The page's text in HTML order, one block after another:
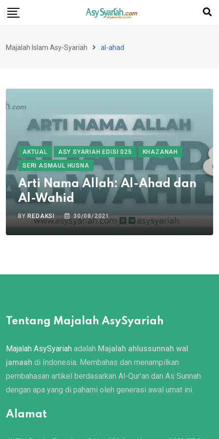
Skip
Majalah Islam Asy-Syariah al-ahad
AKTUAL ASY SYARIAH EDISI 025
KHAZANAH
SERI ASMAUL HUSNA
Arti Nama Allah: Al-Ahad dan
Al-Wahid
BY REDAKSI 30/08/2021
Tentang Majalah AsySyariah
Majalah AsySyariah adalah Majalah ahlussunnah wal
jamaah di Indonesia. Membahas dan menampilkan
pembahasan artikel berdasarkan Al-Qur’an dan As Sunnah
dengan apa yang di pahami oleh generasi awal umat ini.
Alamat